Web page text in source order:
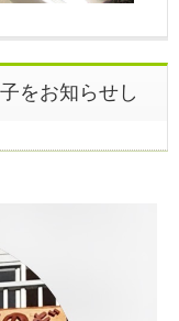
をお知らせし